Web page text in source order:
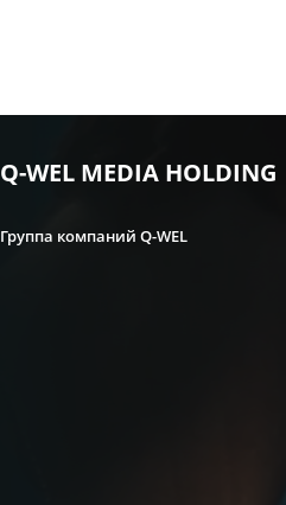
Детально об увеличении груди и
Q-WEL MEDIA HOLDING
Группа компаний Q-WEL